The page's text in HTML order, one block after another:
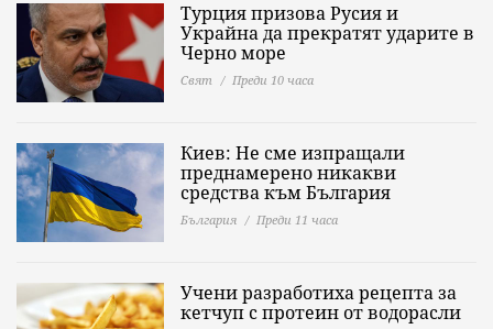
Турция призова Русия и
Украйна да прекратят ударите в
Черно море
Свят Преди 10 часа
Киев: Не сме изпращали
преднамерено никакви
средства към България
България Преди 11 часа
Учени разработиха рецепта за
кетчуп с протеин от водорасли